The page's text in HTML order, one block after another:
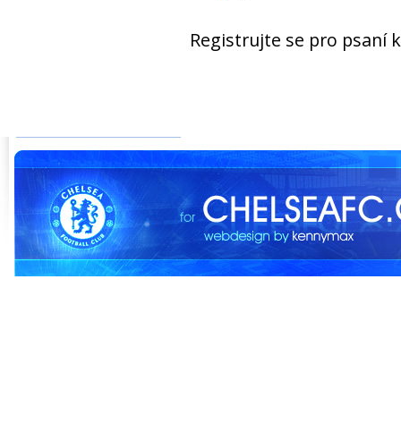
Registrujte se pro psaní